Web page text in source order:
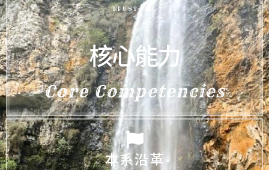
NPUST DML
核心能力
Core Competencies
本系沿革